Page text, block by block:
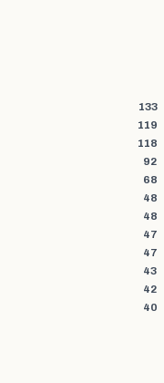
133
119
118
92
68
48
48
47
47
43
42
40